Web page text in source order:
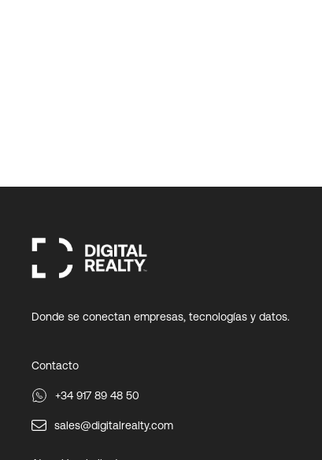
Donde se conectan empresas, tecnologías y datos.
Contacto
+34 917 89 48 50
sales@digitalrealty.com